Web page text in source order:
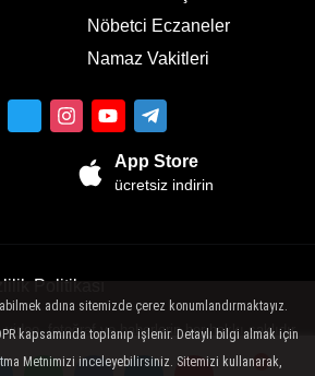
Nöbetci Eczaneler
Namaz Vakitleri
App Store
ücretsiz indirin
Politikası
fotoğraf ve haberlerin her hakkı saklıdır.
adına sitemizde çerez konumlandırmaktayız.
kapsamında toplanıp işlenir. Detaylı bilgi almak için
Metnimizi inceleyebilirsiniz. Sitemizi kullanarak,